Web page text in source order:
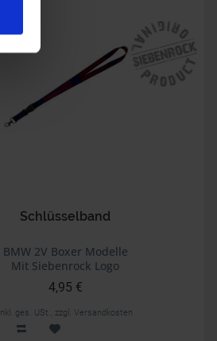
Schlüsselband
BMW 2V Boxer Modelle
Mit Siebenrock Logo
4,95 €
inkl. ges. USt., zzgl. Versandkosten